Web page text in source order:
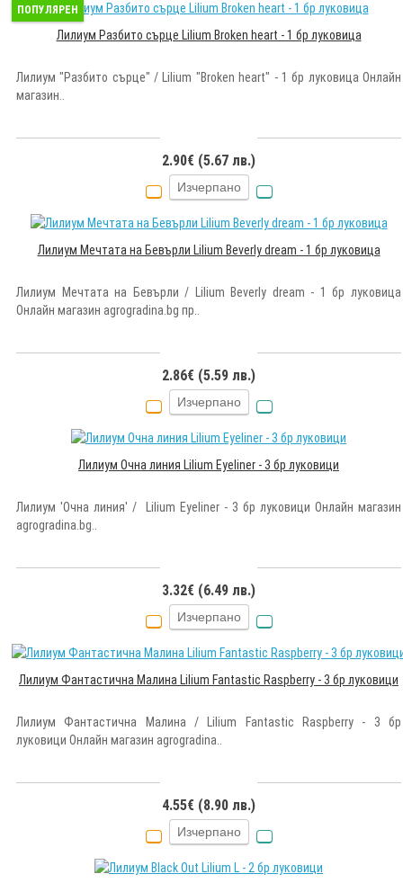
ПОПУЛЯРЕН
Лилиум Разбито сърце Lilium Broken heart - 1 бр луковица
Лилиум "Разбито сърце" / Lilium "Broken heart" - 1 бр луковица Онлайн
магазин..
2.90€ (5.67 лв.)
Изчерпано
Лилиум Мечтата на Бевърли Lilium Beverly dream - 1 бр луковица
Лилиум Мечтата на Бевърли / Lilium Beverly dream - 1 бр луковица
Онлайн магазин agrogradina.bg пр..
2.86€ (5.59 лв.)
Изчерпано
Лилиум Очна линия Lilium Eyeliner - 3 бр луковици
Лилиум 'Очна линия' / Lilium Eyeliner - 3 бр луковици Онлайн магазин
agrogradina.bg..
3.32€ (6.49 лв.)
Изчерпано
Лилиум Фантастична Малина Lilium Fantastic Raspberry - 3 бр луковици
Лилиум Фантастична Малина / Lilium Fantastic Raspberry - 3 бр
луковици Онлайн магазин agrogradina..
4.55€ (8.90 лв.)
Изчерпано